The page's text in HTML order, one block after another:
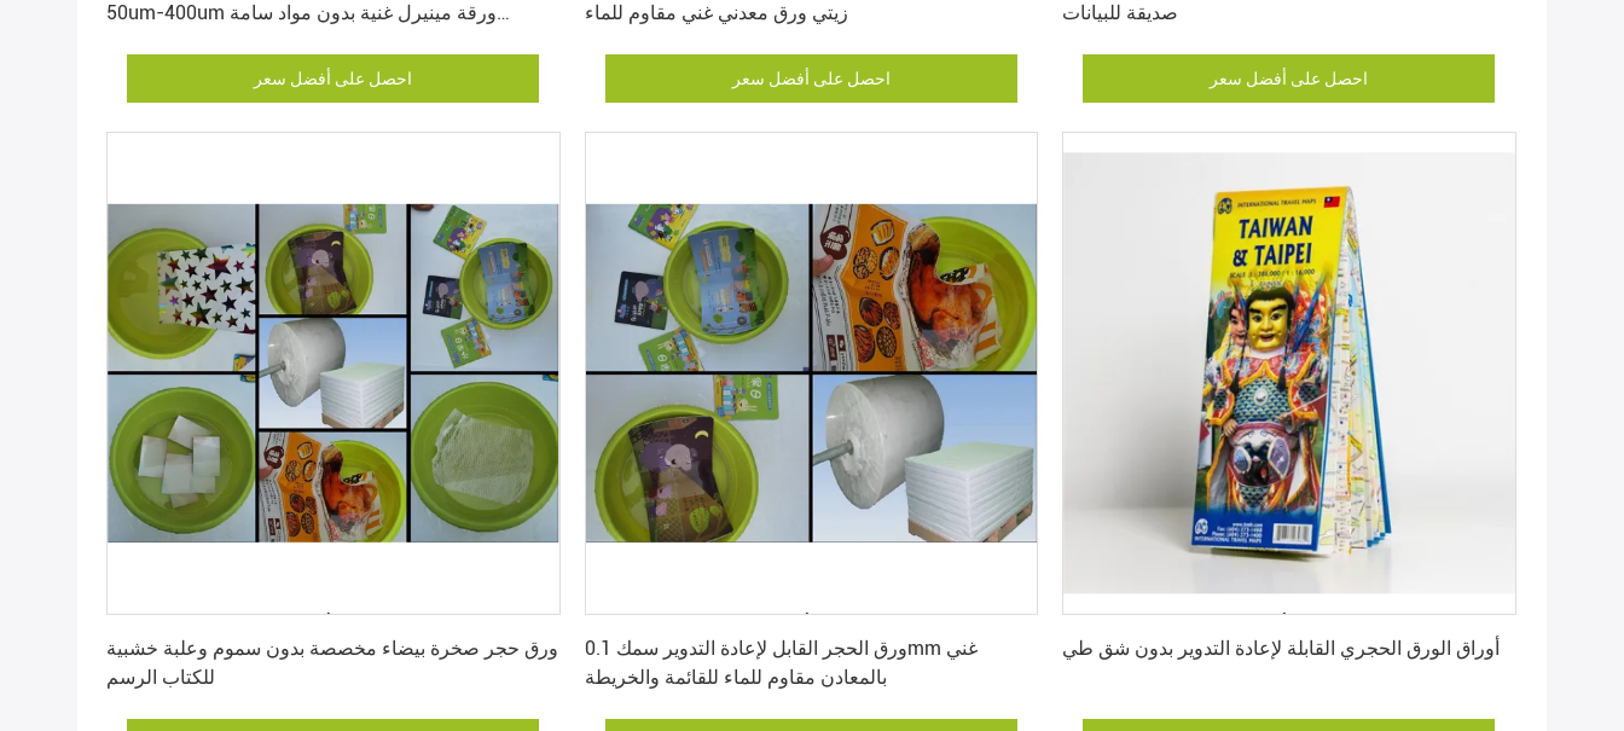
50um-400um ورقة مينيرل غنية بدون مواد سامة
احصل على أفضل سعر
زيتي ورق معدني غني مقاوم للماء
احصل على أفضل سعر
صديقة للبيانات
احصل على أفضل سعر
ورق حجر صخرة بيضاء مخصصة بدون سموم وعلبة خشبية
للكتاب الرسم
ورق الحجر القابل لإعادة التدوير سمك 0.1mm غني
بالمعادن مقاوم للماء للقائمة والخريطة
أوراق الورق الحجري القابلة لإعادة التدوير بدون شق طي